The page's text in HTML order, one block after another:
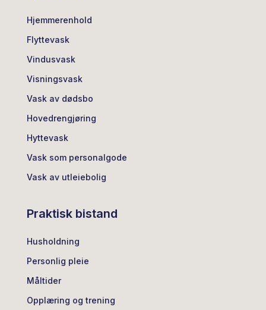
Hjemmerenhold
Flyttevask
Vindusvask
Visningsvask
Vask av dødsbo
Hovedrengjøring
Hyttevask
Vask som personalgode
Vask av utleiebolig
Praktisk bistand
Husholdning
Personlig pleie
Måltider
Opplæring og trening